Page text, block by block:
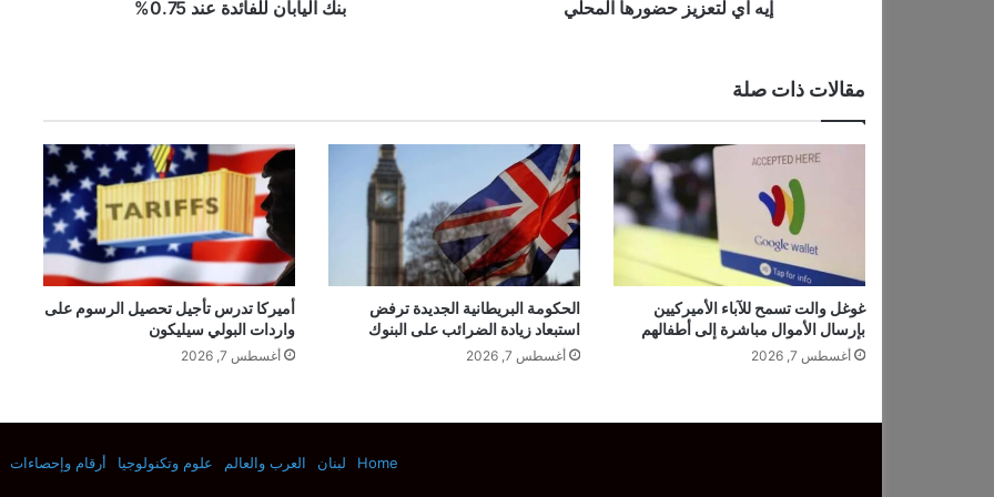
ز
ي
ا
ن
د
ف
ي
ت
إيه آي لتعزيز حضورها المحلي
ت
ت
ي
ن
و
ا
ل
آ
ي
بنك اليابان للفائدة عند 0.75%
مقالات ذات صلة
غوغل والت تسمح للآباء الأميركيين
بإرسال الأموال مباشرة إلى أطفالهم
أغسطس 7, 2026
الحكومة البريطانية الجديدة ترفض
استبعاد زيادة الضرائب على البنوك
أغسطس 7, 2026
أميركا تدرس تأجيل تحصيل الرسوم على
واردات البولي سيليكون
أغسطس 7, 2026
Home لبنان العرب والعالم علوم وتكنولوجيا أرقام وإحصاءات